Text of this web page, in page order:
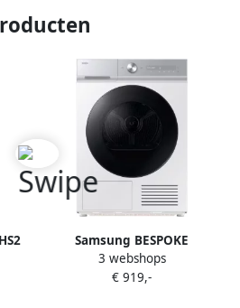
Samsung BESPOKE
DV90DB8845GHU3 8000 serie
Wasdroger Silent Dry
3 webshops
€ 919,-